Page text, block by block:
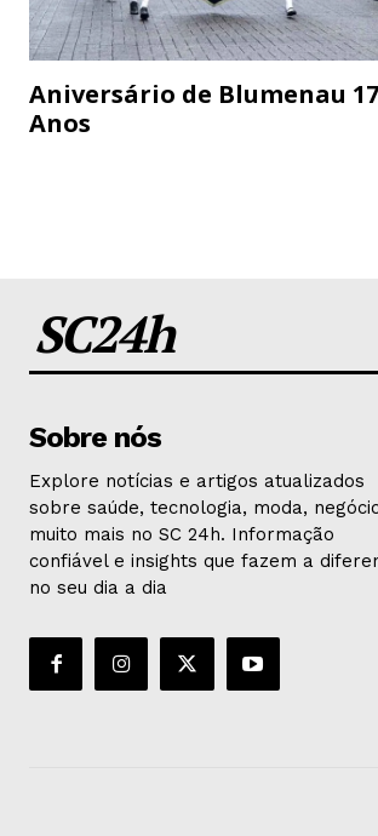
Aniversário de Blumenau
Anos
SC24h
Sobre nós
Explore notícias e artigos atualizados
sobre saúde, tecnologia, moda,
muito mais no SC 24h. Informação
confiável e insights que fazem a
no seu dia a dia